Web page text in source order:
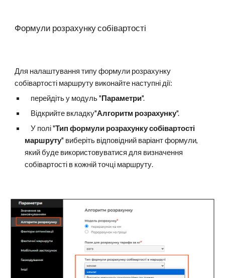
Формули розрахунку собівартості
Для налаштування типу формули розрахунку
собівартості маршруту виконайте наступні дії:
перейдіть у модуль "Параметри".
Відкрийте вкладку"Алгоритм розрахунку".
У полі "Тип формули розрахунку собівартості
маршруту" виберіть відповідний варіант формули,
який буде використовуватися для визначення
собівартості в кожній точці маршруту.